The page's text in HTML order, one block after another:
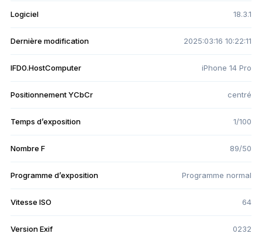
Logiciel 18.3.1
Dernière modification 2025:03:16 10:22:11
IFD0.HostComputer iPhone 14 Pro
Positionnement YCbCr centré
Temps d’exposition 1/100
Nombre F 89/50
Programme d’exposition Programme normal
Vitesse ISO 64
Version Exif 0232